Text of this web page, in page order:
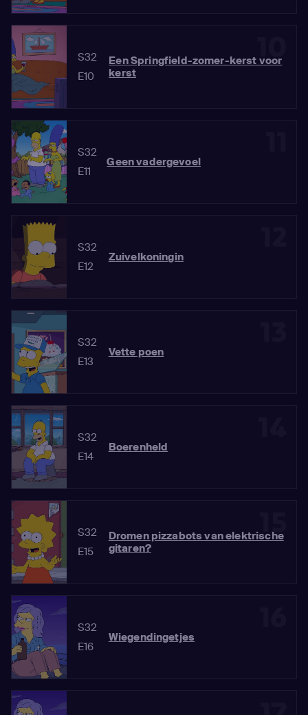
S32
E10
Een Springfield-zomer-kerst voor
kerst
S32
E11
Geen vadergevoel
S32
E12
Zuivelkoningin
S32
E13
Vette poen
S32
E14
Boerenheld
15
S32
E15
Dromen pizzabots van elektrische
gitaren?
S32
E16
Wiegendingetjes